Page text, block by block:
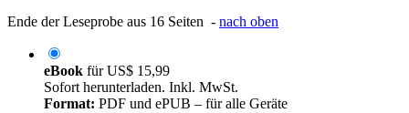
Ende der Leseprobe aus 16 Seiten - nach oben
eBook fürUS$ 15,99
Sofort herunterladen. Inkl. MwSt.
Format: PDF und ePUB – für alle Geräte